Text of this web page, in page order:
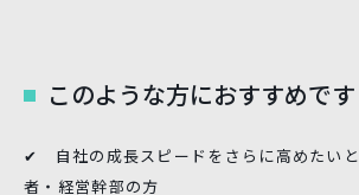
このような方におすすめです
✔︎ 自社の成長スピードをさらに高めたい
者・経営幹部の方